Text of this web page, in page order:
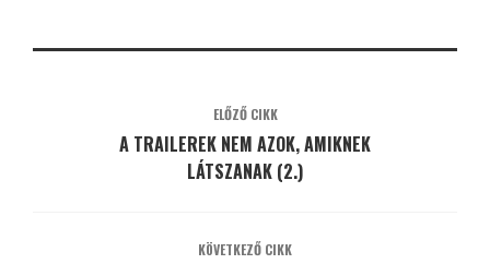
ELŐZŐ CIKK
A TRAILEREK NEM AZOK, AMIKNEK
LÁTSZANAK (2.)
KÖVETKEZŐ CIKK